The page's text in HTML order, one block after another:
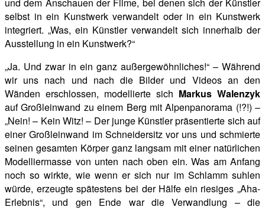
selbst in ein Kunstwerk verwandelt oder in ein Kunstwerk
integriert. „Was, ein Künstler verwandelt sich innerhalb der
Ausstellung in ein Kunstwerk?“
„Ja. Und zwar in ein ganz außergewöhnliches!“ – Während
wir uns nach und nach die Bilder und Videos an den
Wänden erschlossen, modellierte sich Markus Walenzyk
auf Großleinwand zu einem Berg mit Alpenpanorama (!?!) –
„Nein! – Kein Witz! – Der junge Künstler präsentierte sich auf
einer Großleinwand im Schneidersitz vor uns und schmierte
seinen gesamten Körper ganz langsam mit einer natürlichen
Modelliermasse von unten nach oben ein. Was am Anfang
noch so wirkte, wie wenn er sich nur im Schlamm suhlen
würde, erzeugte spätestens bei der Hälfe ein riesiges „Aha-
Erlebnis“, und gen Ende war die Verwandlung – die